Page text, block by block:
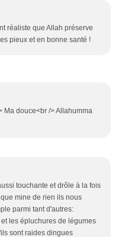
réaliste que Allah préserve
pieux et en bonne santé !
Ma douce<br /> Allahumma
touchante et drôle à la fois
mine de rien ils nous
parmi tant d'autres:
les épluchures de légumes
sont raides dingues